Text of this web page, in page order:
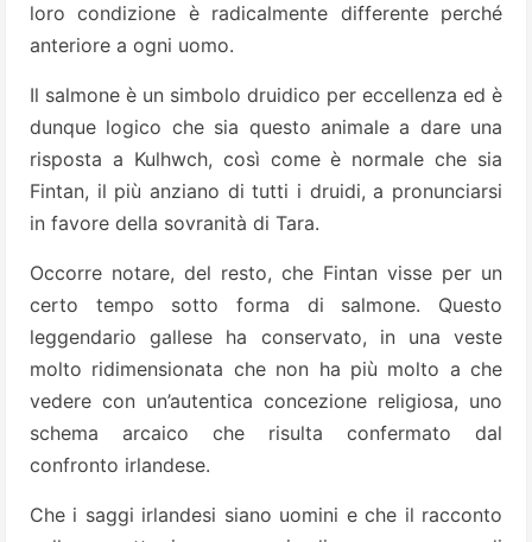
loro condizione è radicalmente differente perché
anteriore a ogni uomo.
Il salmone è un simbolo druidico per eccellenza ed è
dunque logico che sia questo animale a dare una
risposta a Kulhwch, così come è normale che sia
Fintan, il più anziano di tutti i druidi, a pronunciarsi
in favore della sovranità di Tara.
Occorre notare, del resto, che Fintan visse per un
certo tempo sotto forma di salmone. Questo
leggendario gallese ha conservato, in una veste
molto ridimensionata che non ha più molto a che
vedere con un’autentica concezione religiosa, uno
schema arcaico che risulta confermato dal
confronto irlandese.
Che i saggi irlandesi siano uomini e che il racconto